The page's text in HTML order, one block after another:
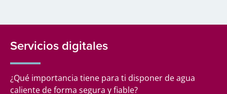
Servicios digitales
¿Qué importancia tiene para ti disponer de agua
caliente de forma segura y fiable?